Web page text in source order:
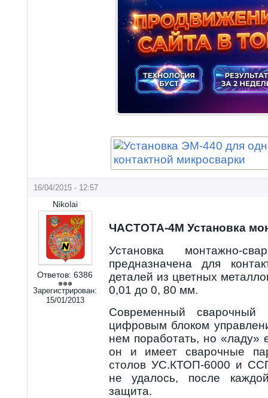
16/04/2015 - 12:57
Nikolai
Ответов: 6386
Зарегистрирован:
15/01/2013
ЧАСТОТА-4М Установка
Установка монтажно-
предназначена для
деталей из цветных
0,01 до 0, 80 мм.
Современный
цифровым блоком
нем поработать, но «ладу»
он и имеет сварочные
столов УС.КТОП-6000 и
не удалось, после
защита.